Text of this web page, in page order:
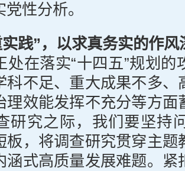
性分析。
践”，以求真务实的作
处在落实“十四五”规划的
科不足、重大成果不多、
理效能发挥不充分等方面
研究之际，我们要坚持
板，将调查研究贯穿主题
涵式高质量发展难题。紧